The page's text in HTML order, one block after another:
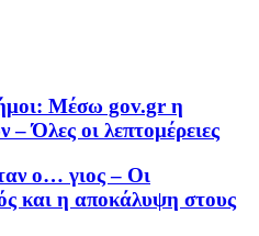
Μέσω gov.gr η
Όλες οι λεπτομέρειες
ο… γιος – Οι
και η αποκάλυψη στους